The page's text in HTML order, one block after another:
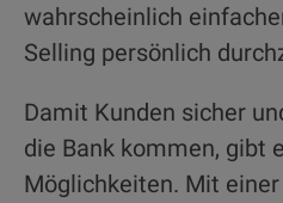
wahrscheinlich
Selling persönlich
Damit Kunden sicher
die Bank kommen, gibt
Möglichkeiten. Mit einer